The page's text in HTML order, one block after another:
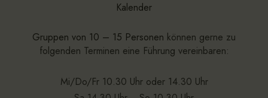
Kalender
Gruppen von 10 – 15 Personen können gerne zu
folgenden Terminen eine Führung vereinbaren:
Mi/Do/Fr 10.30 Uhr oder 14.30 Uhr